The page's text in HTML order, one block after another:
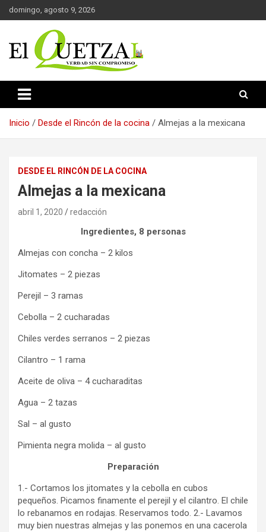
Saltar
al
domingo, agosto 9, 2026
El Quetzal de Cholula
Inicio Desde el Rincón de la cocina Almejas a la mexicana
DESDE EL RINCÓN DE LA COCINA
Almejas a la mexicana
abril 1, 2020 redacción
Ingredientes, 8 personas
Almejas con concha – 2 kilos
Jitomates – 2 piezas
Perejil – 3 ramas
Cebolla – 2 cucharadas
Chiles verdes serranos – 2 piezas
Cilantro – 1 rama
Aceite de oliva – 4 cucharaditas
Agua – 2 tazas
Sal – al gusto
Pimienta negra molida – al gusto
Preparación
1.- Cortamos los jitomates y la cebolla en cubos
pequeños. Picamos finamente el perejil y el cilantro. El chile
lo rebanamos en rodajas. Reservamos todo. 2.- Lavamos
muy bien nuestras almejas y las ponemos en una cacerola